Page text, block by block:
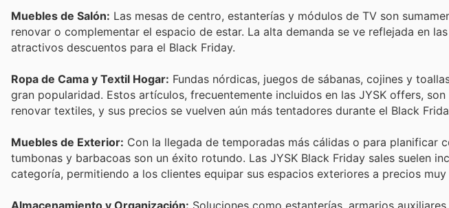
Muebles de Salón: Las mesas de centro, estanterías y módulos de TV son
renovar o complementar el espacio de estar. La alta demanda se ve reflejada en
atractivos descuentos para el Black Friday.
Ropa de Cama y Textil Hogar: Fundas nórdicas, juegos de sábanas, cojines y
gran popularidad. Estos artículos, frecuentemente incluidos en las JYSK offers,
renovar textiles, y sus precios se vuelven aún más tentadores durante el Black
Muebles de Exterior: Con la llegada de temporadas más cálidas o para planificar
tumbonas y barbacoas son un éxito rotundo. Las JYSK Black Friday sales suelen
categoría, permitiendo a los clientes equipar sus espacios exteriores a precios